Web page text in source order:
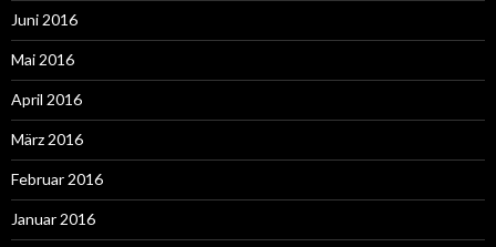
Juni 2016
Mai 2016
April 2016
März 2016
Februar 2016
Januar 2016